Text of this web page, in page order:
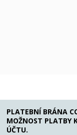
PLATEBNÍ BRÁNA
MOŽNOST PLATBY
ÚČTU.